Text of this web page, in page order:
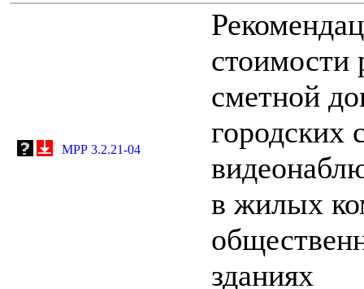
МРР 3.2.21-04
стоимости
сметной
городских
в жилых
зданиях